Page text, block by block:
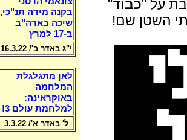
על "כבוד"
השטן שם!
בקנה מידה תנ"כי,
שיכה בארה"ב
ב-17 למרץ
י"ג באדר ב'/ 16.3.22
לאן מתגלגלת
המלחמה
באוקראינה:
למלחמת עולם 3!
ל' באדר א'/ 3.3.22